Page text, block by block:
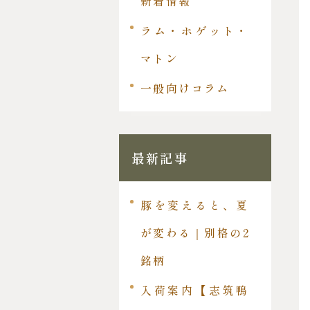
ラム・ホゲット・
マトン
一般向けコラム
最新記事
豚を変えると、夏
が変わる｜別格の2
銘柄
入荷案内【志筑鴨